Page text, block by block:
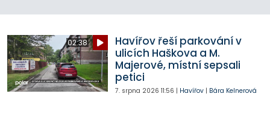
02:38
Havířov řeší parkování v
ulicích Haškova a M.
Majerové, místní sepsali
petici
7. srpna 2026 11:56 | Havířov| Bára Kelnerová